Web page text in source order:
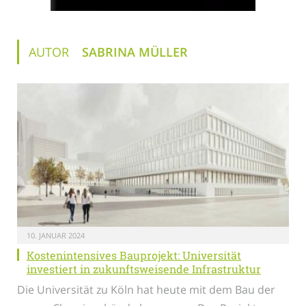
AUTOR SABRINA MÜLLER
10. JANUAR 2024
Kostenintensives Bauprojekt: Universität
investiert in zukunftsweisende Infrastruktur
Die Universität zu Köln hat heute mit dem Bau der